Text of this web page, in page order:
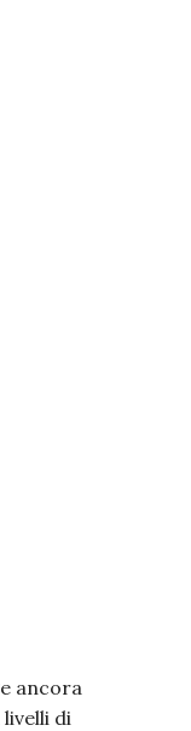
ancora
di